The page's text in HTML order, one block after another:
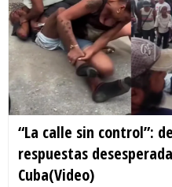
“La calle sin control”:
respuestas
Cuba(Video)